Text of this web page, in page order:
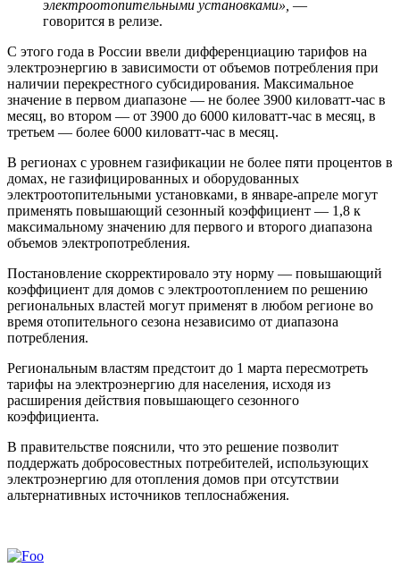
электроотопительными установками», —
говорится в релизе.
С этого года в России ввели дифференциацию тарифов на
электроэнергию в зависимости от объемов потребления при
наличии перекрестного субсидирования. Максимальное
значение в первом диапазоне — не более 3900 киловатт-час в
месяц, во втором — от 3900 до 6000 киловатт-час в месяц, в
третьем — более 6000 киловатт-час в месяц.
В регионах с уровнем газификации не более пяти процентов в
домах, не газифицированных и оборудованных
электроотопительными установками, в январе-апреле могут
применять повышающий сезонный коэффициент — 1,8 к
максимальному значению для первого и второго диапазона
объемов электропотребления.
Постановление скорректировало эту норму — повышающий
коэффициент для домов с электроотоплением по решению
региональных властей могут применят в любом регионе во
время отопительного сезона независимо от диапазона
потребления.
Региональным властям предстоит до 1 марта пересмотреть
тарифы на электроэнергию для населения, исходя из
расширения действия повышающего сезонного
коэффициента.
В правительстве пояснили, что это решение позволит
поддержать добросовестных потребителей, использующих
электроэнергию для отопления домов при отсутствии
альтернативных источников теплоснабжения.